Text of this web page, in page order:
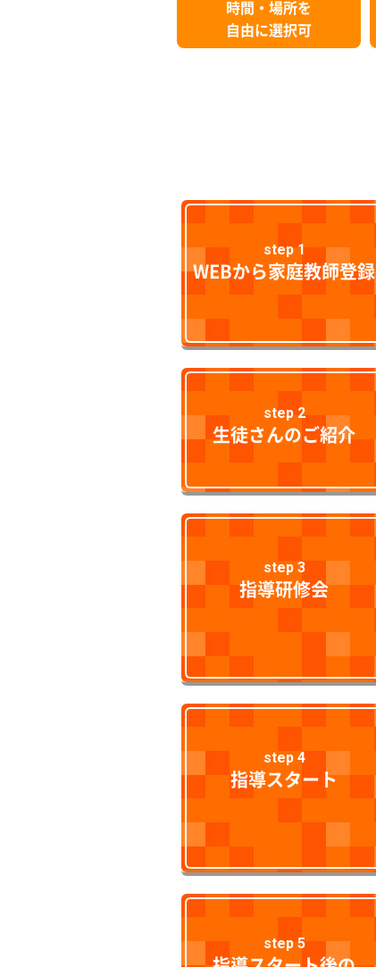
時間・場所を
自由に選択可
step 1
WEBから家庭教師登録
step 2
生徒さんのご紹介
step 3
指導研修会
step 4
指導スタート
step 5